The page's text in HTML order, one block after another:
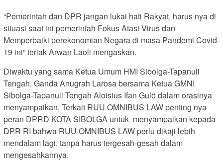
“Pemerintah dan DPR jangan lukai hati Rakyat, harus nya di
situasi saat ini pemerintah Fokus Atasi Virus dan
Memperbaiki perekonomian Negara di masa Pandemi Covid-
19 ini” teriak Arwan Laoli mengaskan.
Diwaktu yang sama Ketua Umum HMI Sibolga-Tapanuli
Tengah, Ganda Anugrah Larosa bersama Ketua GMNI
Sibolga-Tapanuli Tengah Aloisius Ifan Gulö dalam orasinya
menyampaikan, Terkait RUU OMNIBUS LAW penting nya
peran DPRD KOTA SIBOLGA untuk menyampaikan kepada
DPR RI bahwa RUU OMNIBUS LAW perlu dikaji lebih
mendalam lagi, tanpa harus tergesah-gesah dalam
mengesahkannya.